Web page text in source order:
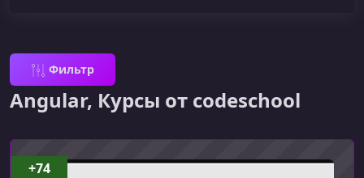
Фильтр
Angular, Курсы от codeschool
+74